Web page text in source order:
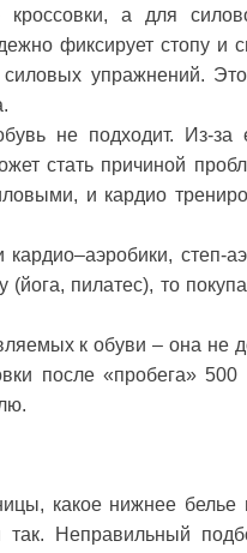
кроссовки, а для
фиксирует стопу и
упражнений.
не подходит. Из-за
стать причиной
и кардио
степ-
пилатес), то
к обуви – она не
после «пробега» 500
какое нижнее белье
Неправильный